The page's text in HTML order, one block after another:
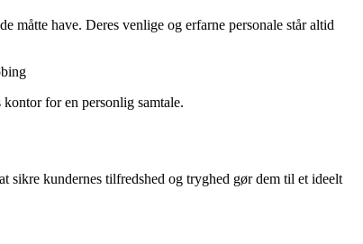
måtte have. Deres venlige og erfarne personale står altid
for en personlig samtale.
sikre kundernes tilfredshed og tryghed gør dem til et ideelt